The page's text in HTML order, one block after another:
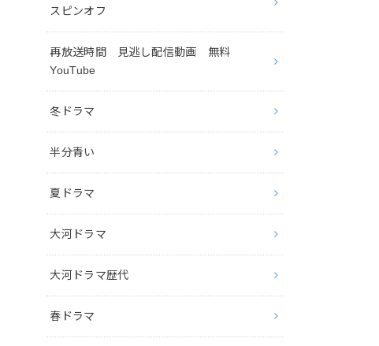
スピンオフ
再放送時間 見逃し配信動画 無料
YouTube
冬ドラマ
半分青い
夏ドラマ
大河ドラマ
大河ドラマ歴代
春ドラマ